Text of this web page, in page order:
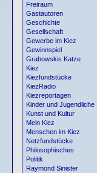
Freiraum
Gastautoren
Geschichte
Gesellschaft
Gewerbe im Kiez
Gewinnspiel
Grabowskis Katze
Kiez
Kiezfundstücke
KiezRadio
Kiezreportagen
Kinder und Jugendliche
Kunst und Kultur
Mein Kiez
Menschen im Kiez
Netzfundstücke
Philosophisches
Politik
Raymond Sinister